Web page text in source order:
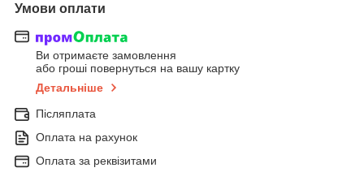
Умови оплати
Ви отримаєте замовлення
або гроші повернуться на вашу картку
Детальніше
Післяплата
Оплата на рахунок
Оплата за реквізитами